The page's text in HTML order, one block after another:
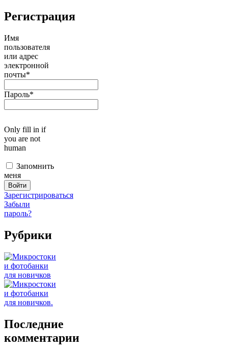
Регистрация
Имя
пользователя
или адрес
электронной
почты*
Пароль*
Only fill in if
you are not
human
Запомнить
меня
Зарегистрироваться
Забыли
пароль?
Рубрики
Последние
комментарии